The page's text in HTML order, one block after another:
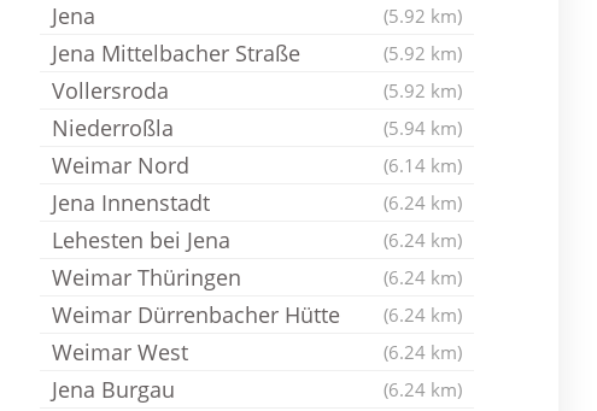
Jena (5.92 km)
Jena Mittelbacher Straße (5.92 km)
Vollersroda (5.92 km)
Niederroßla (5.94 km)
Weimar Nord (6.14 km)
Jena Innenstadt (6.24 km)
Lehesten bei Jena (6.24 km)
Weimar Thüringen (6.24 km)
Weimar Dürrenbacher Hütte (6.24 km)
Weimar West (6.24 km)
Jena Burgau (6.24 km)